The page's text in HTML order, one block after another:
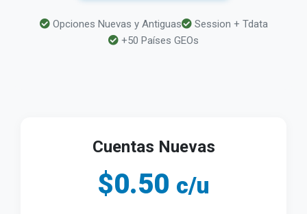
Opciones Nuevas y Antiguas
Session + Tdata
+50 Países GEOs
Cuentas Nuevas
$0.50 c/u